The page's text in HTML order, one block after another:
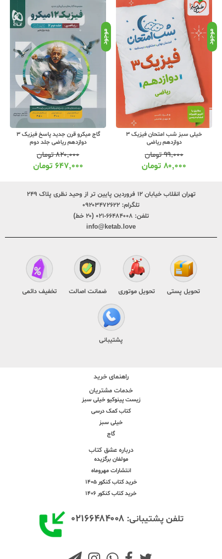
موجود
خیلی سبز شب امتحان فیزیک 3
دوازدهم ریاضی
۹۹,۰۰۰تومان
۸۰,۰۰۰ تومان
موجود
گاج میکرو قرن جدید پاسخ فیزیک 3
دوازدهم ریاضی جلد دوم
۸۲۰,۰۰۰تومان
۶۴۷,۰۰۰ تومان
تهران انقلاب خیابان ۱۲ فروردین پایین تر از وحید نظری پلاک ۲۴۹
تلگرام: ۰۹۲۰۳۴۷۲۶۲۲
تلفن: ۶۶۴۸۴۰۰۸-۰۲۱ (۲۰ خط)
info@ketab.love
تحویل پستی تحویل موتوری ضمانت اصالت تخفیف دائمی
پشتیبانی
راهنمای خرید
خدمات مشتریان
زیست پینوکیو خیلی سبز
کتاب کمک درسی
خیلی سبز
گاج
درباره عشق کتاب
مولفان برگزیده
انتشارات مهروماه
خرید کتاب کنکور 1405
خرید کتاب کنکور 1406
تلفن پشتیبانی: ۰۲۱۶۶۴۸۴۰۰۸